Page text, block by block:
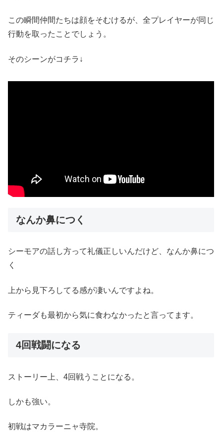
この瞬間仲間たちは顔をそむけるが、全プレイヤーが同じ
行動を取ったことでしょう。
そのシーンがコチラ↓
なんか鼻につく
シーモアの話し方って礼儀正しいんだけど、なんか鼻につ
く
上から見下ろしてる感が凄いんですよね。
ティーダも最初から気に食わなかったと言ってます。
4回戦闘になる
ストーリー上、4回戦うことになる。
しかも強い。
初戦はマカラーニャ寺院。